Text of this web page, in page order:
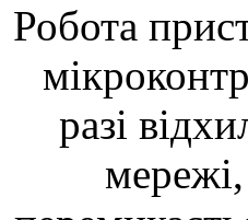
Робота
разі